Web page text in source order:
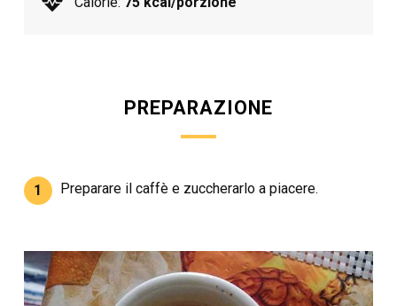
PREPARAZIONE
1 Preparare il caffè e zuccherarlo a piacere.